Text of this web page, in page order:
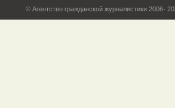
© Агентство гражданской журналистики